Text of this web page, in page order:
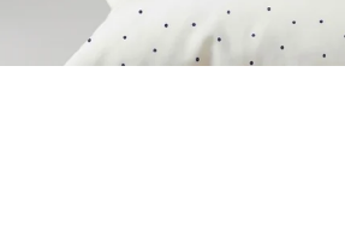
מצעים